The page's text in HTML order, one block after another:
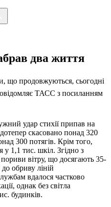
два життя
що продовжуються, сьогодні
ТАСС з посиланням
удар стихії припав на
скасовано понад 320
300 потягів. Крім того,
у 1,1 тис. шкіл. Згідно з
вітру, що досягають 35-
обриву ліній
вдалося частково
однак без світла
будинків.